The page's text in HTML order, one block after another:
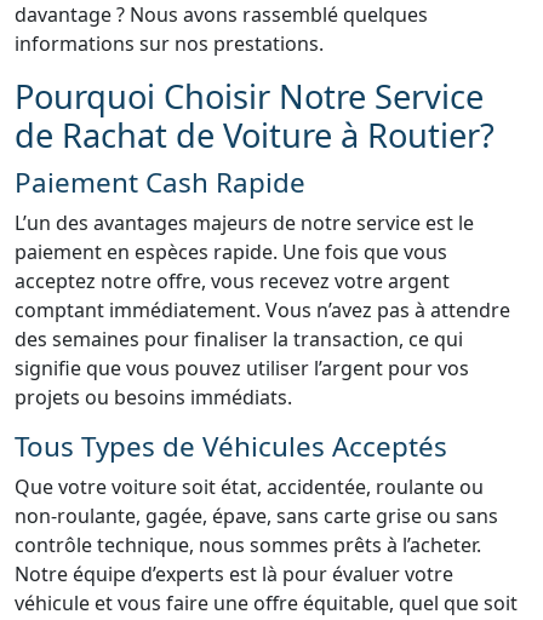
davantage ? Nous avons rassemblé quelques
informations sur nos prestations.
Pourquoi Choisir Notre Service
de Rachat de Voiture à Routier?
Paiement Cash Rapide
L’un des avantages majeurs de notre service est le
paiement en espèces rapide. Une fois que vous
acceptez notre offre, vous recevez votre argent
comptant immédiatement. Vous n’avez pas à attendre
des semaines pour finaliser la transaction, ce qui
signifie que vous pouvez utiliser l’argent pour vos
projets ou besoins immédiats.
Tous Types de Véhicules Acceptés
Que votre voiture soit état, accidentée, roulante ou
non-roulante, gagée, épave, sans carte grise ou sans
contrôle technique, nous sommes prêts à l’acheter.
Notre équipe d’experts est là pour évaluer votre
véhicule et vous faire une offre équitable, quel que soit